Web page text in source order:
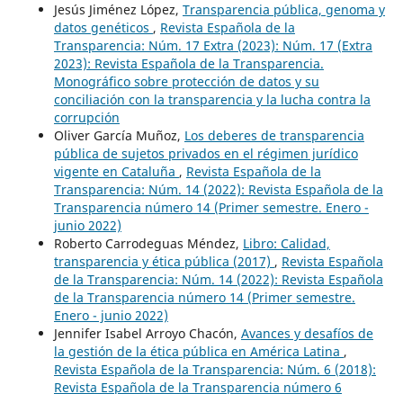
Jesús Jiménez López, Transparencia pública, genoma y
datos genéticos , Revista Española de la
Transparencia: Núm. 17 Extra (2023): Núm. 17 (Extra
2023): Revista Española de la Transparencia.
Monográfico sobre protección de datos y su
conciliación con la transparencia y la lucha contra la
corrupción
Oliver García Muñoz, Los deberes de transparencia
pública de sujetos privados en el régimen jurídico
vigente en Cataluña , Revista Española de la
Transparencia: Núm. 14 (2022): Revista Española de la
Transparencia número 14 (Primer semestre. Enero -
junio 2022)
Roberto Carrodeguas Méndez, Libro: Calidad,
transparencia y ética pública (2017) , Revista Española
de la Transparencia: Núm. 14 (2022): Revista Española
de la Transparencia número 14 (Primer semestre.
Enero - junio 2022)
Jennifer Isabel Arroyo Chacón, Avances y desafíos de
la gestión de la ética pública en América Latina ,
Revista Española de la Transparencia: Núm. 6 (2018):
Revista Española de la Transparencia número 6